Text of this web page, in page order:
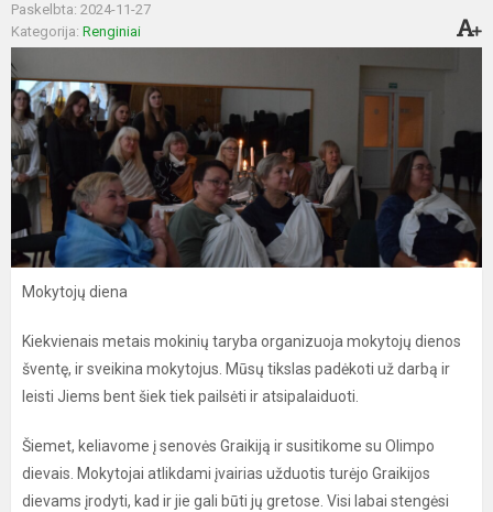
Paskelbta: 2024-11-27
Kategorija: Renginiai
Mokytojų diena
Kiekvienais metais mokinių taryba organizuoja mokytojų dienos
šventę, ir sveikina mokytojus. Mūsų tikslas padėkoti už darbą ir
leisti Jiems bent šiek tiek pailsėti ir atsipalaiduoti.
Šiemet, keliavome į senovės Graikiją ir susitikome su Olimpo
dievais. Mokytojai atlikdami įvairias užduotis turėjo Graikijos
dievams įrodyti, kad ir jie gali būti jų gretose. Visi labai stengėsi